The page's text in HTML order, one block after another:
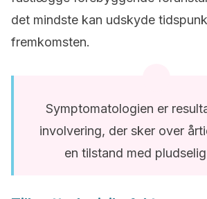
det mindste kan udskyde
fremkomsten.
Symptomatologien er
involvering, der sker over
en tilstand med